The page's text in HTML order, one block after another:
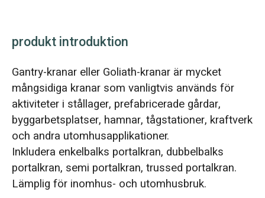
produkt introduktion
Gantry-kranar eller Goliath-kranar är mycket
mångsidiga kranar som vanligtvis används för
aktiviteter i stållager, prefabricerade gårdar,
byggarbetsplatser, hamnar, tågstationer, kraftverk
och andra utomhusapplikationer.
Inkludera enkelbalks portalkran, dubbelbalks
portalkran, semi portalkran, trussed portalkran.
Lämplig för inomhus- och utomhusbruk.